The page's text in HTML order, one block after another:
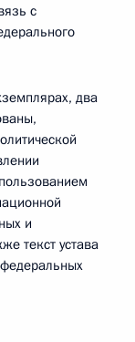
с
два
и
текст устава